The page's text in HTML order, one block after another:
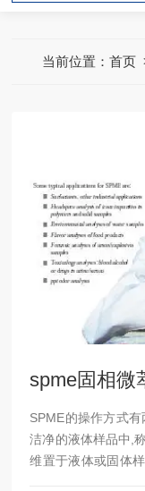
当前位置：首页
SPME的操作方式
洁净的液体样品中,
维置于液体或固体